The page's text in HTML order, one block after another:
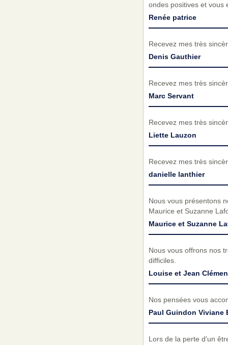
ondes positives et vous
Renée patrice
Recevez mes très
Denis Gauthier
Recevez mes très
Marc Servant
Recevez mes très
Liette Lauzon
Recevez mes très
danielle lanthier
Nous vous présentons
Maurice et Suzanne
Maurice et Suzanne
Nous vous offrons nos
difficiles.
Louise et Jean
Nos pensées vous
Paul Guindon Viviane
Lors de la perte d'un